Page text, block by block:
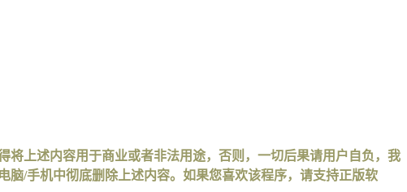
上述内容用于商业或者非法用途，否则，一切后果请用户自负，我
/手机中彻底删除上述内容。如果您喜欢该程序，请支持正版软